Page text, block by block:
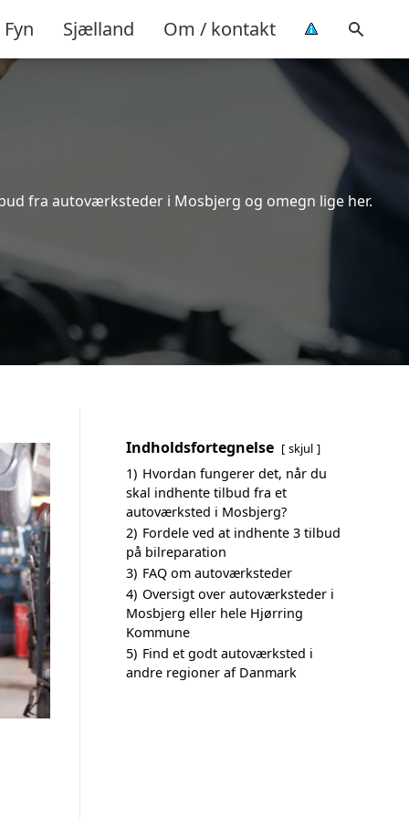
Fyn Sjælland Om / kontakt
fra autoværksteder i Mosbjerg og omegn lige her.
Indholdsfortegnelse skjul
1) Hvordan fungerer det, når du
skal indhente tilbud fra et
autoværksted i Mosbjerg?
2) Fordele ved at indhente 3 tilbud
på bilreparation
3) FAQ om autoværksteder
4) Oversigt over autoværksteder i
Mosbjerg eller hele Hjørring
Kommune
5) Find et godt autoværksted i
andre regioner af Danmark